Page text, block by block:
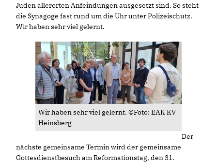
Juden allerorten Anfeindungen ausgesetzt sind. So steht
die Synagoge fast rund um die Uhr unter Polizeischutz.
Wir haben sehr viel gelernt.
Wir haben sehr viel gelernt. ©Foto: EAK KV
Heinsberg
Der
nächste gemeinsame Termin wird der gemeinsame
Gottesdienstbesuch am Reformationstag, den 31.